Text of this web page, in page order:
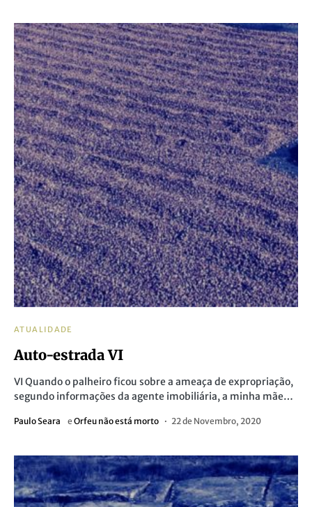
ATUALIDADE
Auto-estrada VI
VI Quando o palheiro ficou sobre a ameaça de expropriação,
segundo informações da agente imobiliária, a minha mãe…
Paulo Seara e Orfeu não está morto 22 de Novembro, 2020